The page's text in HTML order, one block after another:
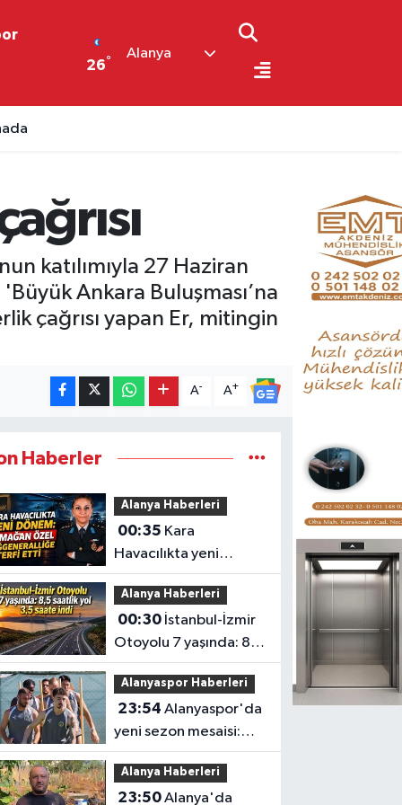
26°
Alanya
katılımıyla 27 Haziran
Ankara Buluşması’na
çağrısı yapan Er, mitingin
A- A+
Haberler
Alanya Haberleri
00:35
Havacılıkta yeni
dönem: Armağan
Özel Tuğgeneralliğe
terfi etti
Alanya Haberleri
00:30
Otoyolu 7 yaşında: 8,5
saatlik yol 3,5 saate
indi
Alanyaspor Haberleri
23:54 Alanyaspor'da
yeni sezon mesaisi:
Transferde son durum
Alanya Haberleri
23:50Alanya'da